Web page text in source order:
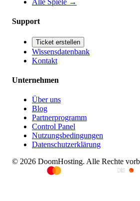
Alle Spiele →
Support
Ticket erstellen
Wissensdatenbank
Kontakt
Unternehmen
Über uns
Blog
Partnerprogramm
Control Panel
Nutzungsbedingungen
Datenschutzerklärung
© 2026 DoomHosting. Alle Rechte